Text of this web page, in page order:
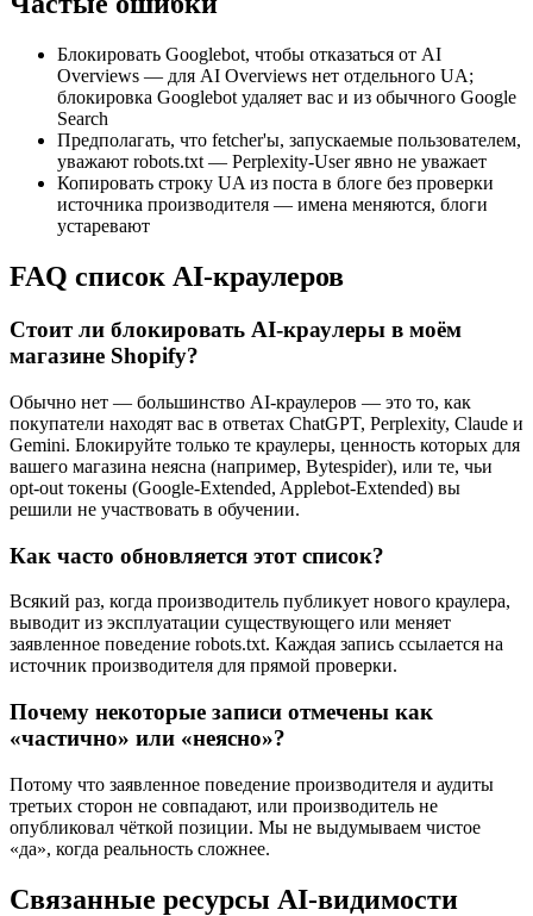
Блокировать Googlebot, чтобы отказаться от AI
Overviews — для AI Overviews нет отдельного UA;
блокировка Googlebot удаляет вас и из обычного Google
Search
Предполагать, что fetcher'ы, запускаемые пользователем,
уважают robots.txt — Perplexity-User явно не уважает
Копировать строку UA из поста в блоге без проверки
источника производителя — имена меняются, блоги
устаревают
FAQ список AI-краулеров
Стоит ли блокировать AI-краулеры в моём
магазине Shopify?
Обычно нет — большинство AI-краулеров — это то, как
покупатели находят вас в ответах ChatGPT, Perplexity, Claude и
Gemini. Блокируйте только те краулеры, ценность которых для
вашего магазина неясна (например, Bytespider), или те, чьи
opt-out токены (Google-Extended, Applebot-Extended) вы
решили не участвовать в обучении.
Как часто обновляется этот список?
Всякий раз, когда производитель публикует нового краулера,
выводит из эксплуатации существующего или меняет
заявленное поведение robots.txt. Каждая запись ссылается на
источник производителя для прямой проверки.
Почему некоторые записи отмечены как
«частично» или «неясно»?
Потому что заявленное поведение производителя и аудиты
третьих сторон не совпадают, или производитель не
опубликовал чёткой позиции. Мы не выдумываем чистое
«да», когда реальность сложнее.
Связанные ресурсы AI-видимости